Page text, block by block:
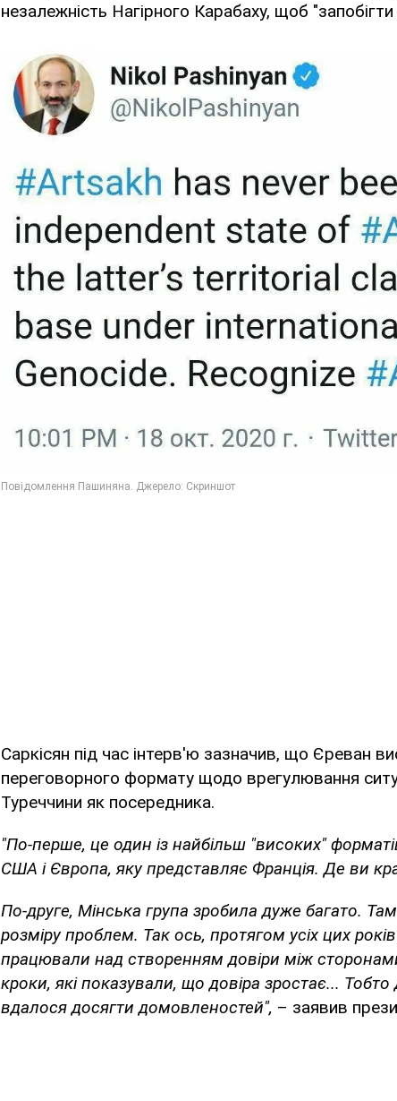
незалежність Нагірного Карабаху, щоб
Саркісян під час інтерв'ю зазначив, що Єреван
переговорного формату щодо врегулювання
Туреччини як посередника.
"По-перше, це один із найбільш "високих"
США і Європа, яку представляє Франція. Де ви
По-друге, Мінська група зробила дуже багато.
розміру проблем. Так ось, протягом усіх цих
працювали над створенням довіри між
кроки, які показували, що довіра зростає...
вдалося досягти домовленостей", – заявив